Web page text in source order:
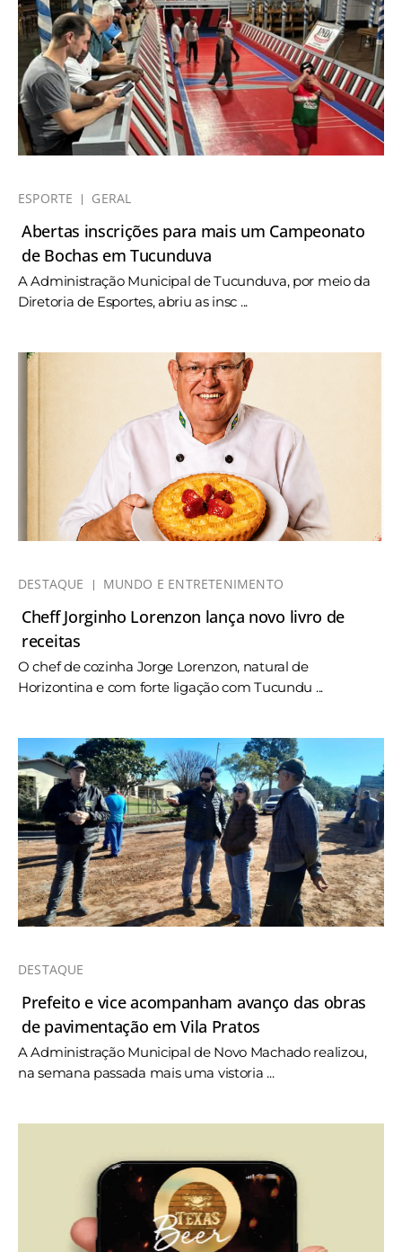
ESPORTE GERAL
Abertas inscrições para mais um Campeonato
de Bochas em Tucunduva
A Administração Municipal de Tucunduva, por meio da
Diretoria de Esportes, abriu as insc ...
DESTAQUE MUNDO E ENTRETENIMENTO
Cheff Jorginho Lorenzon lança novo livro de
receitas
O chef de cozinha Jorge Lorenzon, natural de
Horizontina e com forte ligação com Tucundu ...
DESTAQUE
Prefeito e vice acompanham avanço das obras
de pavimentação em Vila Pratos
A Administração Municipal de Novo Machado realizou,
na semana passada mais uma vistoria ...